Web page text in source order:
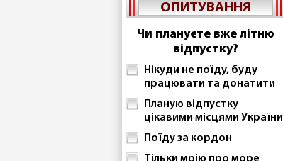
ОПИТУВАННЯ
Чи плануєте вже літню
відпустку?
Нікуди не поїду, буду
працювати та донатити
Планую відпустку
цікавими місцями України
Поїду за кордон